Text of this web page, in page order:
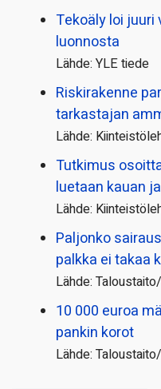
Tekoäly loi juuri
luonnosta
Lähde: YLE tiede
Riskirakenne
tarkastajan
Lähde:
Tutkimus
luetaan kauan
Lähde:
Paljonko
palkka ei takaa
Lähde:
10 000 euroa
pankin korot
Lähde: